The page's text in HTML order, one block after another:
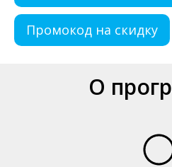
Промокод на скидку
О